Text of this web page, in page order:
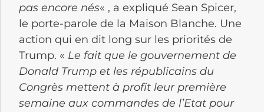
pas encore nés« , a expliqué Sean Spicer,
le porte-parole de la Maison Blanche. Une
action qui en dit long sur les priorités de
Trump. « Le fait que le gouvernement de
Donald Trump et les républicains du
Congrès mettent à profit leur première
semaine aux commandes de l’Etat pour